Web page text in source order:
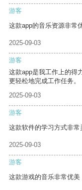
游客
这款app的音乐资源非常
2025-09-03
游客
这款app是我工作上的得
更轻松地完成工作任务。
2025-09-03
游客
这款软件的学习方式非常
2025-09-03
游客
这款游戏的音乐非常优美